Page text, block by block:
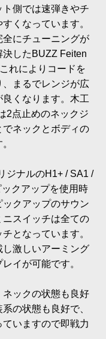
側では速弾きやチ
くなっています。
にチューニングが
したBUZZ Feiten
れによりコードを
まるでレンジが広
くなります。木工
2点止めのネックジ
でネックとボディの
ジナルのH1+ / SA1 /
クアップを使用時
クアップのサウン
ニスイッチは全ての
となっています。
激しいアーミング
イが可能です。
ックの状態も良好
の状態も良好で、
いますので即戦力